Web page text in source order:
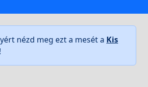
nézd meg ezt a mesét a Kis
!